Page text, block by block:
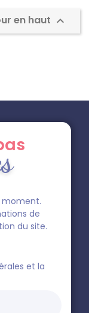
en haut 
moment.
de
du site.
et la